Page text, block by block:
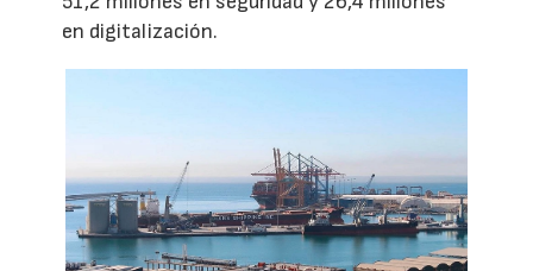
en digitalización.